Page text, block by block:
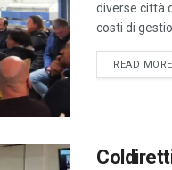
diverse città
costi di
READ MORE